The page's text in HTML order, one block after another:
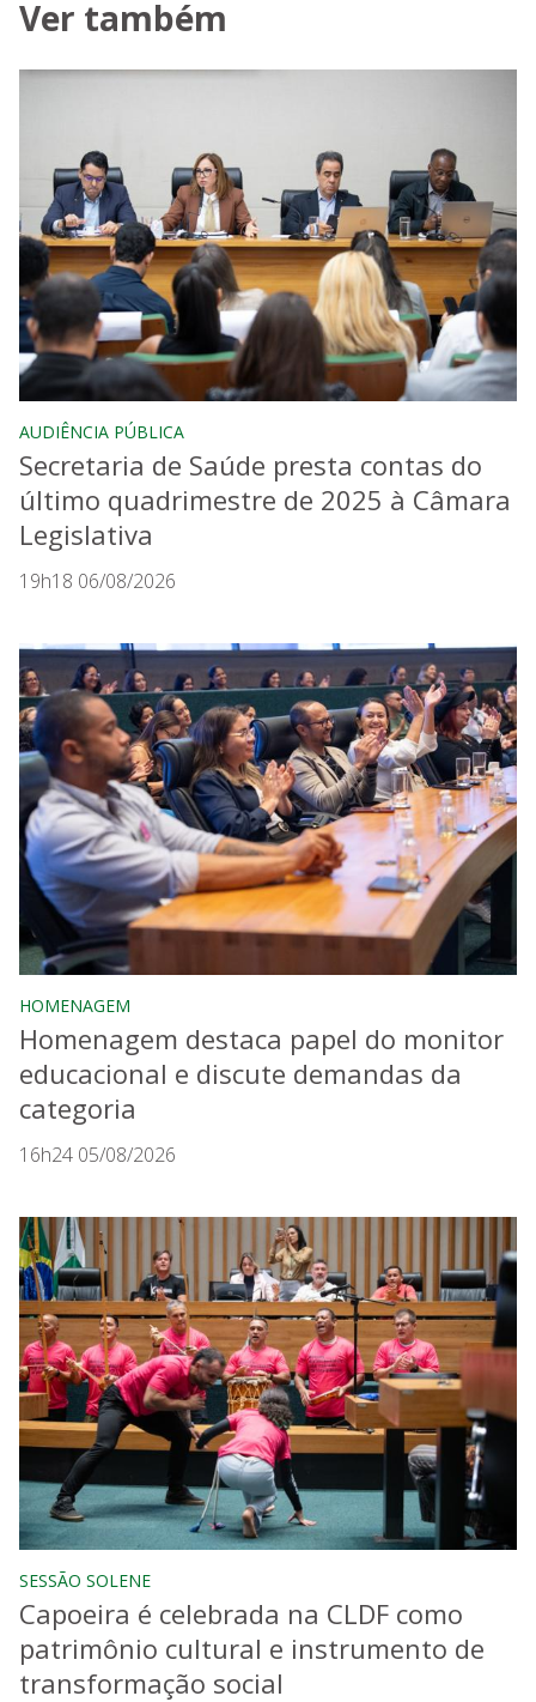
Ver também
AUDIÊNCIA PÚBLICA
Secretaria de Saúde presta contas do
último quadrimestre de 2025 à Câmara
Legislativa
19h18 06/08/2026
HOMENAGEM
Homenagem destaca papel do monitor
educacional e discute demandas da
categoria
16h24 05/08/2026
SESSÃO SOLENE
Capoeira é celebrada na CLDF como
patrimônio cultural e instrumento de
transformação social